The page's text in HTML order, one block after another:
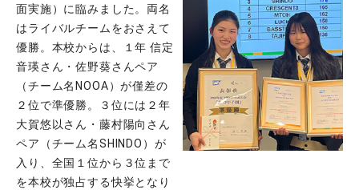
面実施）に臨みました。両名
はライバルチームをおさえて
優勝。本校からは、１年 信定
音瑛さん・佐野葵さんペア
（チーム名NOOA）が僅差の
２位で準優勝。３位には２年
大賀悠以さん・藤村陽向さん
ペア（チーム名SHINDO）が
入り、全国１位から３位まで
を本校が独占する快挙となり